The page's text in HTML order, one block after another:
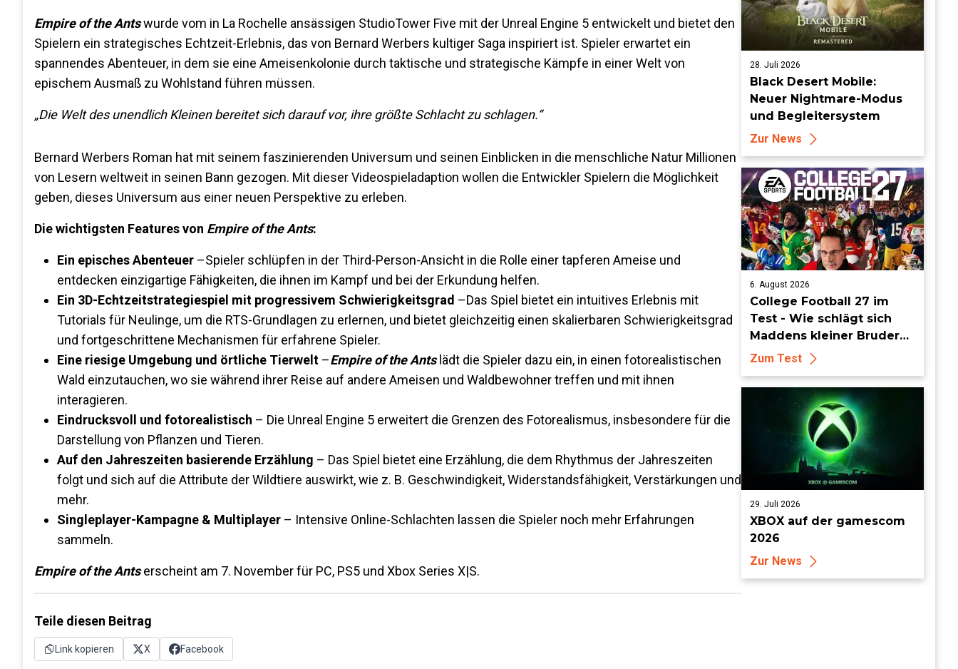
Empire of the Antswurde vom in La Rochelle ansässigen StudioTower Five mit der Unreal Engine 5 entwickelt und bietet den
Spielern ein strategisches Echtzeit-Erlebnis, das von Bernard Werbers kultiger Saga inspiriert ist. Spieler erwartet ein
spannendes Abenteuer, in dem sie eine Ameisenkolonie durch taktische und strategische Kämpfe in einer Welt von
epischem Ausmaß zu Wohlstand führen müssen.
„Die Welt des unendlich Kleinen bereitet sich darauf vor, ihre größte Schlacht zu schlagen.“
Bernard Werbers Roman hat mit seinem faszinierenden Universum und seinen Einblicken in die menschliche Natur Millionen
von Lesern weltweit in seinen Bann gezogen. Mit dieser Videospieladaption wollen die Entwickler Spielern die Möglichkeit
geben, dieses Universum aus einer neuen Perspektive zu erleben.
Die wichtigsten Features von Empire of the Ants:
Ein episches Abenteuer –Spieler schlüpfen in der Third-Person-Ansicht in die Rolle einer tapferen Ameise und
entdecken einzigartige Fähigkeiten, die ihnen im Kampf und bei der Erkundung helfen.
Ein 3D-Echtzeitstrategiespiel mit progressivem Schwierigkeitsgrad –Das Spiel bietet ein intuitives Erlebnis mit
Tutorials für Neulinge, um die RTS-Grundlagen zu erlernen, und bietet gleichzeitig einen skalierbaren Schwierigkeitsgrad
und fortgeschrittene Mechanismen für erfahrene Spieler.
Eine riesige Umgebung und örtliche Tierwelt –Empire of the Antslädt die Spieler dazu ein, in einen fotorealistischen
Wald einzutauchen, wo sie während ihrer Reise auf andere Ameisen und Waldbewohner treffen und mit ihnen
interagieren.
Eindrucksvoll und fotorealistisch – Die Unreal Engine 5 erweitert die Grenzen des Fotorealismus, insbesondere für die
Darstellung von Pflanzen und Tieren.
Auf den Jahreszeiten basierende Erzählung – Das Spiel bietet eine Erzählung, die dem Rhythmus der Jahreszeiten
folgt und sich auf die Attribute der Wildtiere auswirkt, wie z. B. Geschwindigkeit, Widerstandsfähigkeit, Verstärkungen und
mehr.
Singleplayer-Kampagne & Multiplayer – Intensive Online-Schlachten lassen die Spieler noch mehr Erfahrungen
sammeln.
Empire of the Antserscheint am 7. November für PC, PS5 und Xbox Series X|S.
Teile diesen Beitrag
Link kopieren X Facebook
28. Juli 2026
Black Desert Mobile:
Neuer Nightmare-Modus
und Begleitersystem
Zur News
6. August 2026
College Football 27 im
Test - Wie schlägt sich
Maddens kleiner Bruder
dieses Jahr?
Zum Test
29. Juli 2026
XBOX auf der gamescom
2026
Zur News